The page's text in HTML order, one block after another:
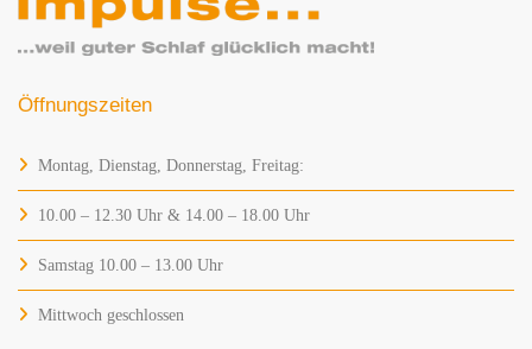
Öffnungszeiten
Montag, Dienstag, Donnerstag, Freitag:
10.00 – 12.30 Uhr & 14.00 – 18.00 Uhr
Samstag 10.00 – 13.00 Uhr
Mittwoch geschlossen